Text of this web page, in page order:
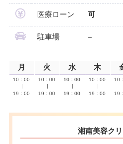
医療ローン 可
駐車場 –
月 火 水 木
10：00
19：00
10：00
19：00
10：00
19：00
10：00
19：00
10
19
湘南美容ク